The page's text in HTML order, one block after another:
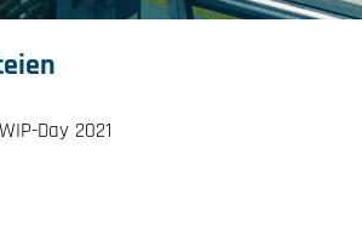
Day 2021